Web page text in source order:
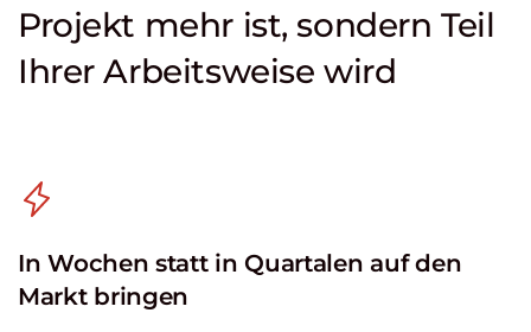
Projekt mehr ist, sondern Teil
Ihrer Arbeitsweise wird
In Wochen statt in Quartalen auf den
Markt bringen